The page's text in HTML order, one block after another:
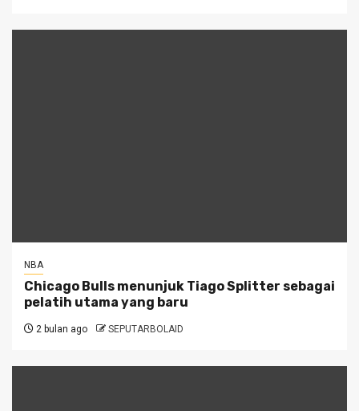
NBA
Chicago Bulls menunjuk Tiago Splitter sebagai
pelatih utama yang baru
2 bulan ago SEPUTARBOLAID